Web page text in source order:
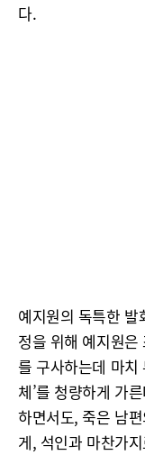
다.
예지원의 독특한
정을 위해 예지원
를 구사하는데 마치
체’를 청량하게 가
하면서도, 죽은 남
게, 석인과 마찬가